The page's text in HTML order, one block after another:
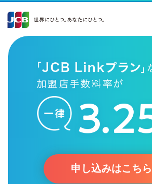
ッ
ダ
へ
ー
ジ
本
文
ッ
タ
へ
申し込みはこちら